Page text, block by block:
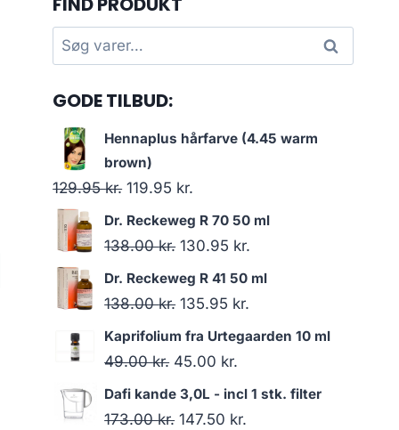
Søg
efter:
Søg
GODE TILBUD:
Hennaplus hårfarve (4.45 warm
brown)
129.95kr. Den
oprindelige
pris
129.95 kr..
119.95 kr.
aktuelle
pris
119.95 kr..
Dr. Reckeweg R 70 50 ml
138.00kr. Den
oprindelige
pris
138.00 kr..
130.95 kr.
aktuelle
Dr. Reckeweg R 41 50 ml
138.00kr. Den
oprindelige
pris
138.00 kr..
135.95 kr.
aktuelle
Kaprifolium fra Urtegaarden 10 ml
49.00kr. Den
oprindelige
pris
45.00 kr.
aktuelle
pris
Dafi kande 3,0L - incl 1 stk. filter
173.00kr. Den
147.50 kr.